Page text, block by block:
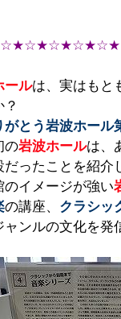
ールは、実はもと
？
がとう岩波ホー
の岩波ホールは、
だったことを紹介
のイメージが強い
の講座、 クラシッ
ャンルの文化を